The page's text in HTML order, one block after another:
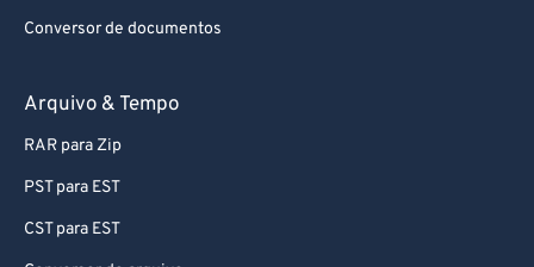
Conversor de documentos
Arquivo & Tempo
RAR para Zip
PST para EST
CST para EST